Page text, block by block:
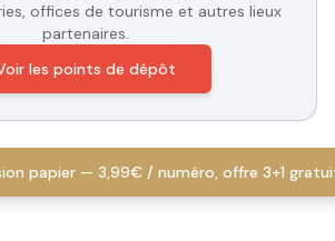
offices de tourisme et autres lieux
partenaires.
les points de dépôt
papier — 3,99€ / numéro, offre 3+1